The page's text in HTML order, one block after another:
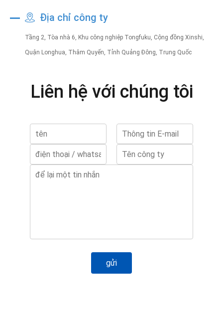
Địa chỉ công ty
Tầng 2, Tòa nhà 6, Khu công nghiệp Tongfuku, Cộng đồng Xinshi,
Quận Longhua, Thâm Quyến, Tỉnh Quảng Đông, Trung Quốc
Liên hệ với chúng tôi